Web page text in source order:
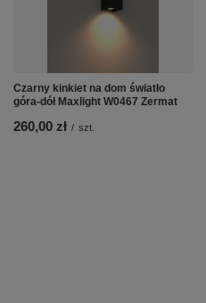
Czarny kinkiet na dom światło
góra-dół Maxlight W0467 Zermat
260,00 zł / szt.